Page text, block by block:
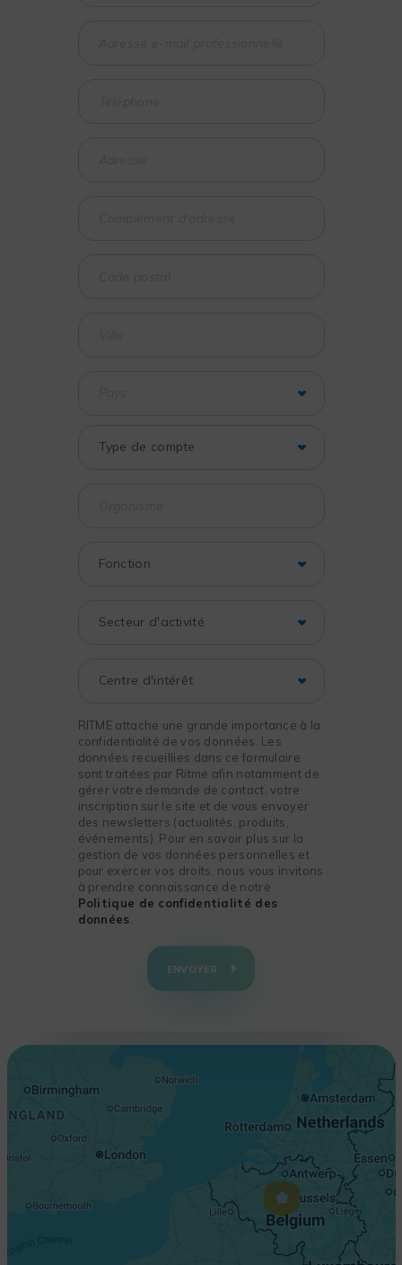
RITME attache une grande importance à la
confidentialité de vos données. Les
données recueillies dans ce formulaire
sont traitées par Ritme afin notamment de
gérer votre demande de contact, votre
inscription sur le site et de vous envoyer
des newsletters (actualités, produits,
événements). Pour en savoir plus sur la
gestion de vos données personnelles et
pour exercer vos droits, nous vous invitons
à prendre connaissance de notre
Politique de confidentialité des
données
ENVOYER